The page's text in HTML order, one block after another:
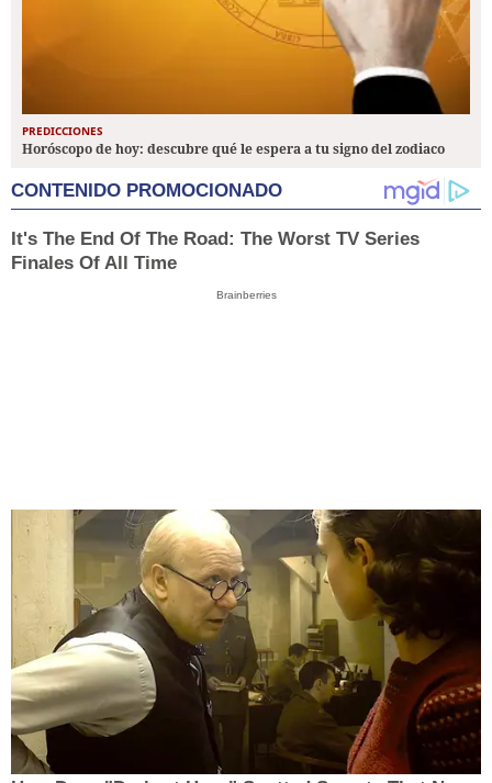
PREDICCIONES
Horóscopo de hoy: descubre qué le espera a tu signo del zodiaco
CONTENIDO PROMOCIONADO
It's The End Of The Road: The Worst TV Series
Finales Of All Time
Brainberries